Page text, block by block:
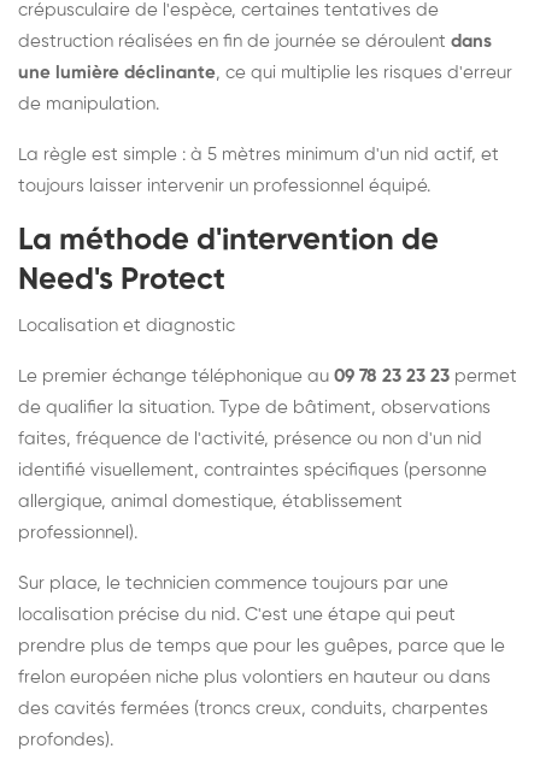
crépusculaire de l'espèce, certaines tentatives de
destruction réalisées en fin de journée se déroulent dans
une lumière déclinante, ce qui multiplie les risques d'erreur
de manipulation.
La règle est simple : à 5 mètres minimum d'un nid actif, et
toujours laisser intervenir un professionnel équipé.
La méthode d'intervention de
Need's Protect
Localisation et diagnostic
Le premier échange téléphonique au 09 78 23 23 23 permet
de qualifier la situation. Type de bâtiment, observations
faites, fréquence de l'activité, présence ou non d'un nid
identifié visuellement, contraintes spécifiques (personne
allergique, animal domestique, établissement
professionnel).
Sur place, le technicien commence toujours par une
localisation précise du nid. C'est une étape qui peut
prendre plus de temps que pour les guêpes, parce que le
frelon européen niche plus volontiers en hauteur ou dans
des cavités fermées (troncs creux, conduits, charpentes
profondes).